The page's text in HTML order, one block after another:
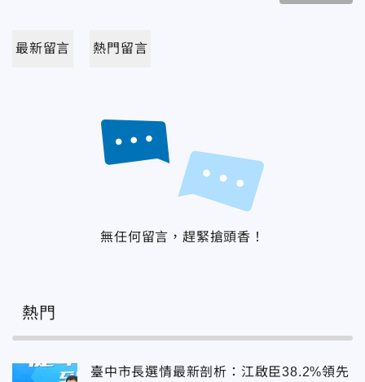
最新留言 熱門留言
無任何留言，趕緊搶頭香！
熱門
臺中市長選情最新剖析：江啟臣38.2%領先